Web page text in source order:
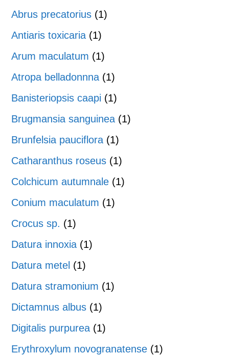
Abrus precatorius (1)
Antiaris toxicaria (1)
Arum maculatum (1)
Atropa belladonnna (1)
Banisteriopsis caapi (1)
Brugmansia sanguinea (1)
Brunfelsia pauciflora (1)
Catharanthus roseus (1)
Colchicum autumnale (1)
Conium maculatum (1)
Crocus sp. (1)
Datura innoxia (1)
Datura metel (1)
Datura stramonium (1)
Dictamnus albus (1)
Digitalis purpurea (1)
Erythroxylum novogranatense (1)